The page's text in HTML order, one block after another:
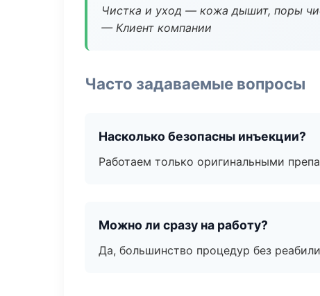
Чистка и уход — кожа дышит, поры
— Клиент компании
Часто задаваемые вопросы
Насколько безопасны инъекции?
Работаем только оригинальными
Можно ли сразу на работу?
Да, большинство процедур без